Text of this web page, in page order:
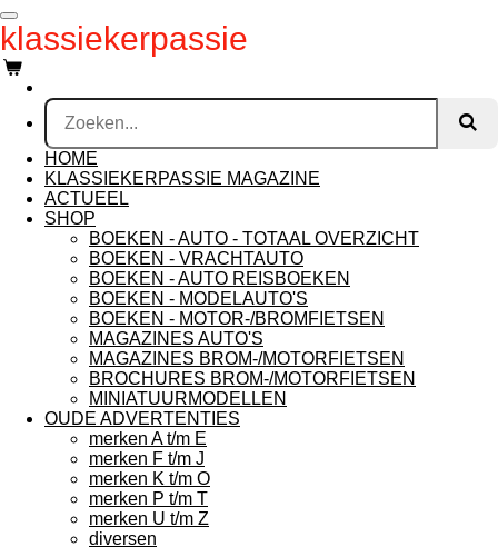
Ga
direct
naar
de
hoofdinhoud
klassiekerpassie
HOME
KLASSIEKERPASSIE MAGAZINE
ACTUEEL
SHOP
BOEKEN - AUTO - TOTAAL OVERZICHT
BOEKEN - VRACHTAUTO
BOEKEN - AUTO REISBOEKEN
BOEKEN - MODELAUTO'S
BOEKEN - MOTOR-/BROMFIETSEN
MAGAZINES AUTO'S
MAGAZINES BROM-/MOTORFIETSEN
BROCHURES BROM-/MOTORFIETSEN
MINIATUURMODELLEN
OUDE ADVERTENTIES
merken A t/m E
merken F t/m J
merken K t/m O
merken P t/m T
merken U t/m Z
diversen